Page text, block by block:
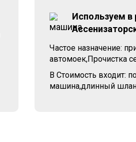
Используем в
Частое назначение:
автомоек,Прочистка
В Стоимость входит:
машина,длинный